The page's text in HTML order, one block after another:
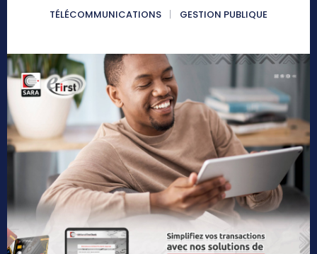
TÉLÉCOMMUNICATIONS
GESTION PUBLIQUE